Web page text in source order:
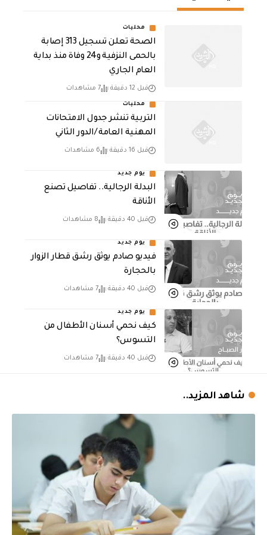
محليات
الصحة تعلن تسجيل 313 إصابة
بالحمى النزفية و24 وفاة منذ بداية
العام الجاري
قبل 12 دقيقة 7 مشاهدات
محليات
التربية تنشر جدول الامتحانات
المهنية العامة /الدور الثاني
قبل 16 دقيقة 6 مشاهدات
يوم جديد
البدلة الرجالية.. تفاصيل تصنع
الأناقة
قبل 40 دقيقة 8 مشاهدات
يوم جديد
فيديو صادم يوثق رشق قطار الزوار
بالحجارة
قبل 40 دقيقة 7 مشاهدات
يوم جديد
كيف نحمي أسنان الأطفال من
التسوس؟
قبل 40 دقيقة 7 مشاهدات
شاهد المزيد..